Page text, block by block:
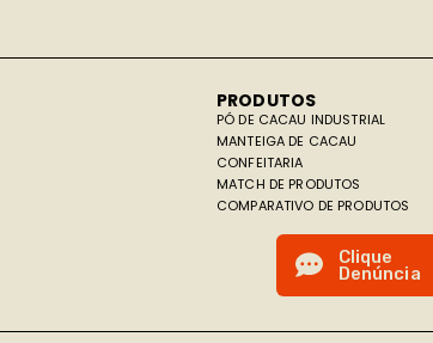
PRODUTOS
PÓ DE CACAU INDUSTRIAL
MANTEIGA DE CACAU
CONFEITARIA
MATCH DE PRODUTOS
COMPARATIVO DE PRODUTOS
Clique
Denúncia